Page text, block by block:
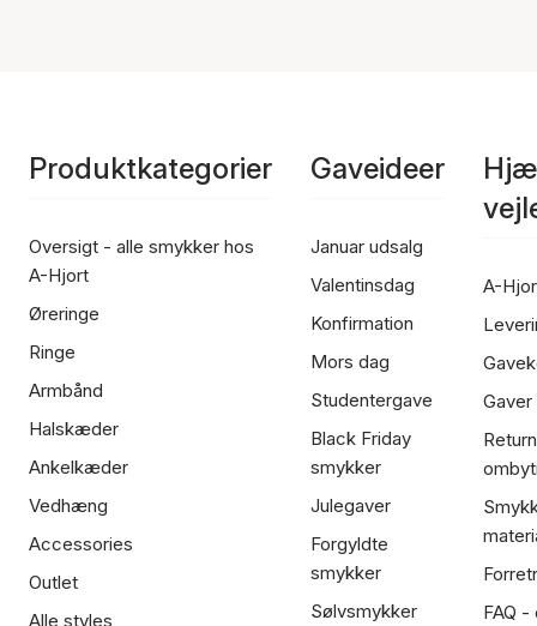
Produktkategorier
Oversigt - alle smykker hos
A-Hjort
Øreringe
Ringe
Armbånd
Halskæder
Ankelkæder
Vedhæng
Accessories
Outlet
Alle styles
Gaveideer
Januar udsalg
Valentinsdag
Konfirmation
Mors dag
Studentergave
Black Friday
smykker
Julegaver
Forgyldte
smykker
Sølvsmykker
A-
FAQ